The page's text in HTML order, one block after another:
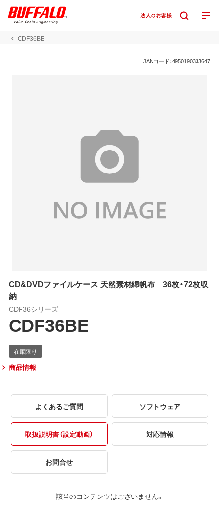
CDF36BE
JANコード：4950190333647
CD&DVDファイルケース 天然素材綿帆布 36枚・72枚収
納
CDF36シリーズ
CDF36BE
商品情報
よくあるご質問 ソフトウェア
取扱説明書（設定動画） 対応情報
お問合せ
該当のコンテンツはございません。